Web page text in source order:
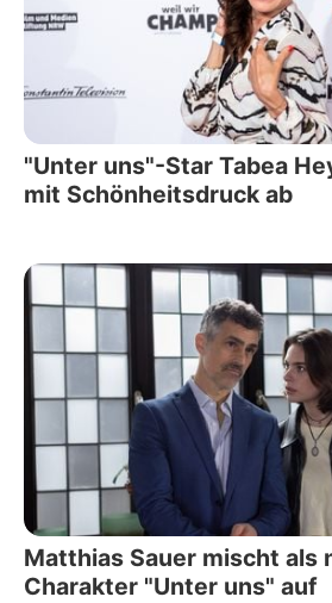
"Unter uns"-Star Tabea
mit Schönheitsdruck ab
Matthias Sauer mischt als
Charakter "Unter uns" auf